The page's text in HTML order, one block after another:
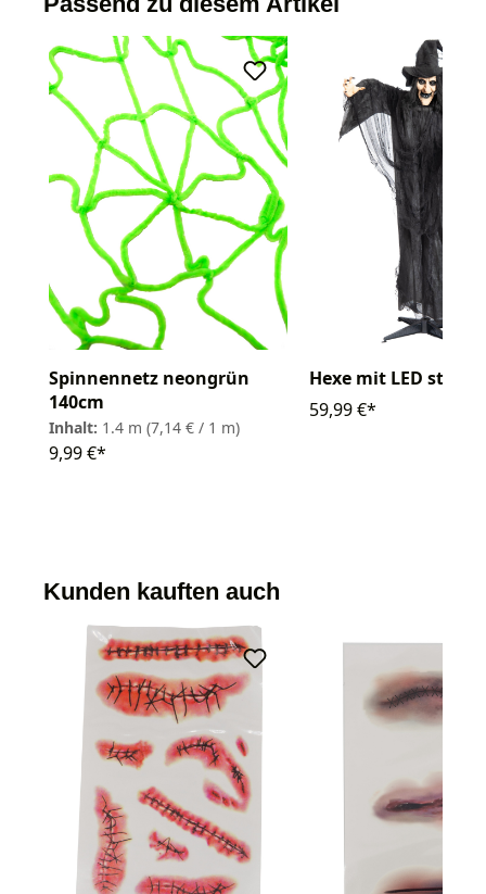
Spinnennetz neongrün
140cm
Inhalt: 1.4 m (7,14 € / 1 m)
9,99 €*
Hexe mit LED
59,99 €*
Kunden kauften auch